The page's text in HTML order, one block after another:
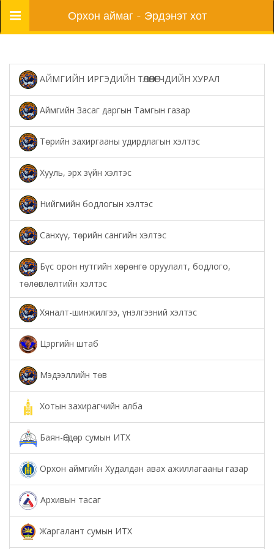
Цэс Орхон аймаг - Эрдэнэт хот
АЙМГИЙН ИРГЭДИЙН ТӨЛӨӨЛӨГЧДИЙН ХУРАЛ
Аймгийн Засаг даргын Тамгын газар
Төрийн захиргааны удирдлагын хэлтэс
Хууль, эрх зүйн хэлтэс
Нийгмийн бодлогын хэлтэс
Санхүү, төрийн сангийн хэлтэс
Бүс орон нутгийн хөрөнгө оруулалт, бодлого,
төлөвлөлтийн хэлтэс
Хяналт-шинжилгээ, үнэлгээний хэлтэс
Цэргийн штаб
Мэдээллийн төв
Хотын захирагчийн алба
Баян-Өндөр сумын ИТХ
Орхон аймгийн Худалдан авах ажиллагааны газар
Архивын тасаг
Жаргалант сумын ИТХ